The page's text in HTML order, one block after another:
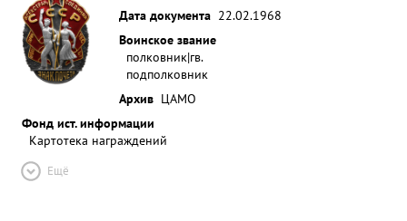
Дата документа 22.02.1968
Воинское звание
полковник|гв.
подполковник
Архив ЦАМО
Фонд ист. информации
Картотека награждений
Ещё